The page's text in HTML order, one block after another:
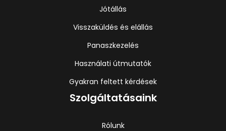
Jótállás
Visszaküldés és elállás
Panaszkezelés
Használati útmutatók
Gyakran feltett kérdések
Szolgáltatásaink
Rólunk